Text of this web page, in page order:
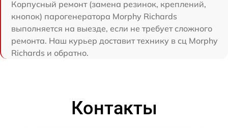
Корпусный ремонт (замена резинок, креплений,
кнопок) парогенератора Morphy Richards
выполняется на выезде, если не требует сложного
ремонта. Наш курьер доставит технику в сц Morphy
Richards и обратно.
Контакты